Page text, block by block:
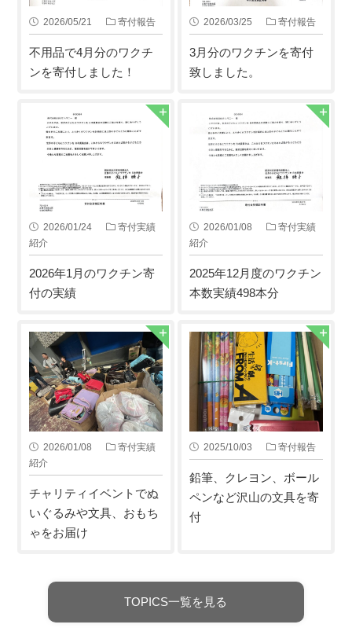
2026/05/21 寄付報告
不用品で4月分のワクチ
ンを寄付しました！
2026/03/25 寄付報告
3月分のワクチンを寄付
致しました。
2026/01/24
寄付実績
紹介
2026年1月のワクチン寄
付の実績
2026/01/08
寄付実績
紹介
2025年12月度のワクチン
本数実績498本分
2026/01/08
寄付実績
紹介
チャリティイベントでぬ
いぐるみや文具、おもち
ゃをお届け
2025/10/03 寄付報告
鉛筆、クレヨン、ボール
ペンなど沢山の文具を寄
付
TOPICS一覧を見る